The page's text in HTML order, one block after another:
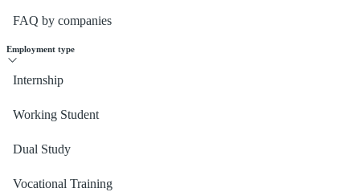
FAQ by companies
Employment type
Internship
Working Student
Dual Study
Vocational Training